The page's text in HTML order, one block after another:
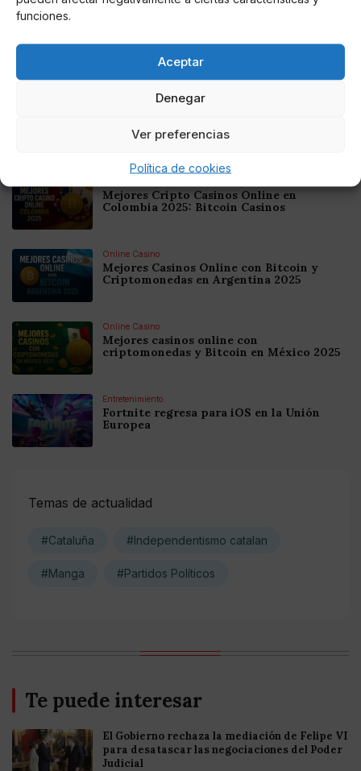
funciones.
Aceptar
Denegar
Ver preferencias
Política de cookies
Miguel P. Montes
Mejores Cripto Casinos Online en
Colombia 2025: Bitcoin Casinos
Online Casino
Mejores Casinos Online con Bitcoin y
Criptomonedas en Argentina 2025
Online Casino
Mejores casinos online con
criptomonedas y Bitcoin en México 2025
Entretenimiento
Fortnite regresa para iOS en la Unión
Europea
Temas de actualidad
#Cataluña #Independentismo catalan
#Manga #Partidos Políticos
Te puede interesar
El Gobierno rechaza la mediación de Felipe VI
para desatascar las negociaciones del Poder
Judicial